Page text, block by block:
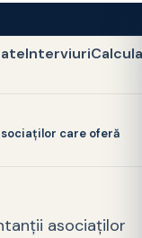
Interviuri
care oferă
asociaților